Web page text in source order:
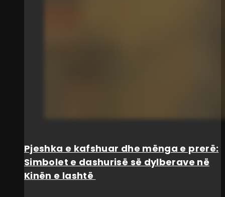
Pjeshka e kafshuar dhe mënga e prerë:
Simbolet e dashurisë së dylberave në
Kinën e lashtë